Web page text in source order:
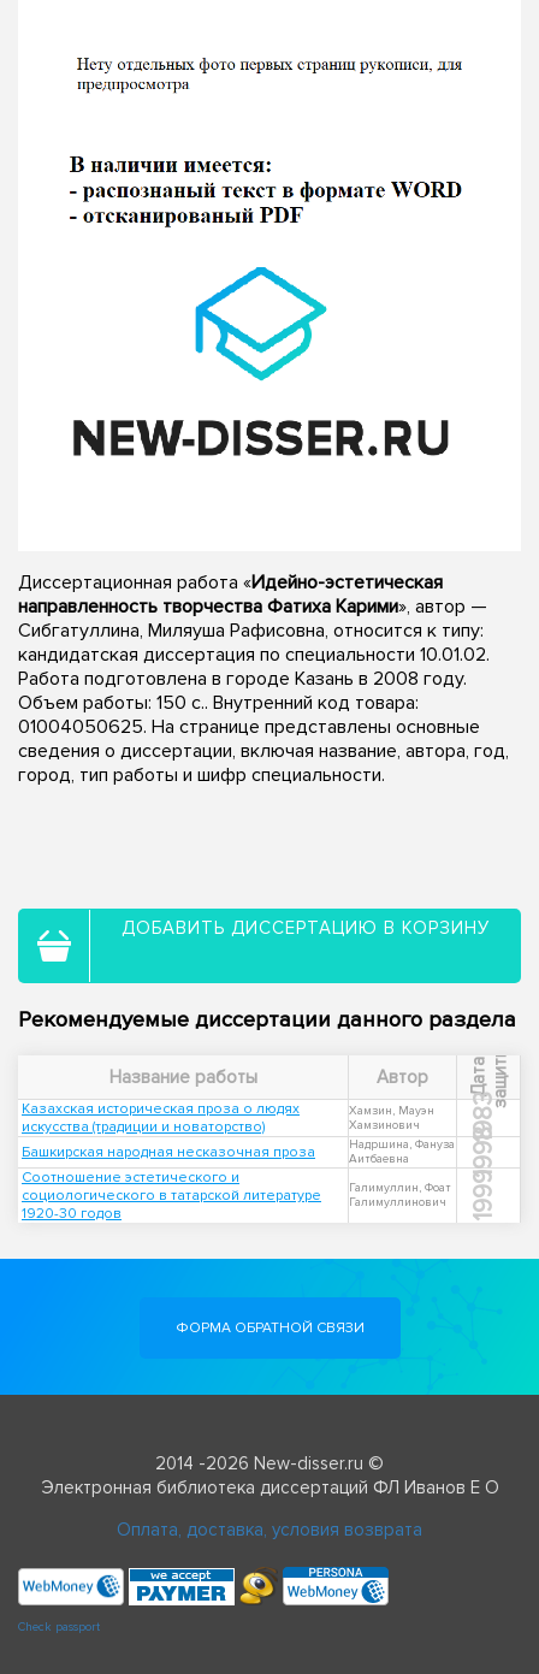
Диссертационная работа «Идейно-эстетическая
направленность творчества Фатиха Карими», автор —
Сибгатуллина, Миляуша Рафисовна, относится к типу:
кандидатская диссертация по специальности 10.01.02.
Работа подготовлена в городе Казань в 2008 году.
Объем работы: 150 с.. Внутренний код товара:
01004050625. На странице представлены основные
сведения о диссертации, включая название, автора, год,
город, тип работы и шифр специальности.
ДОБАВИТЬ ДИССЕРТАЦИЮ В КОРЗИНУ
Рекомендуемые диссертации данного раздела
Название работы Автор Д
а
т
а
з
а
щ
и
ты
Казахская историческая проза о людях
искусства (традиции и новаторство)
Хамзин, Мауэн
Хамзинович
1983
Башкирская народная несказочная проза
Надршина, Фануза
Аитбаевна
1998
Соотношение эстетического и
социологического в татарской литературе
1920-30 годов
Галимуллин, Фоат
Галимуллинович
1999
ФОРМА ОБРАТНОЙ СВЯЗИ
2014 -2026 New-disser.ru ©
Электронная библиотека диссертаций ФЛ Иванов Е О
Оплата, доставка, условия возврата
Check passport